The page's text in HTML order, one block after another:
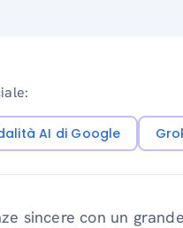
AI di Google
sincere con un